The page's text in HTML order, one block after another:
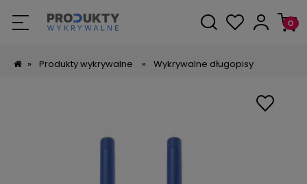
» Produkty wykrywalne » Wykrywalne długopisy